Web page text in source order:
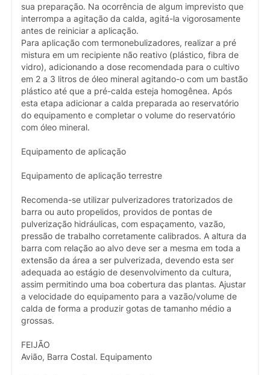
sua preparação. Na ocorrência de algum imprevisto que
interrompa a agitação da calda, agitá-la vigorosamente
antes de reiniciar a aplicação.
Para aplicação com termonebulizadores, realizar a pré
mistura em um recipiente não reativo (plástico, fibra de
vidro), adicionando a dose recomendada para o cultivo
em 2 a 3 litros de óleo mineral agitando-o com um bastão
plástico até que a pré-calda esteja homogênea. Após
esta etapa adicionar a calda preparada ao reservatório
do equipamento e completar o volume do reservatório
com óleo mineral.
Equipamento de aplicação
Equipamento de aplicação terrestre
Recomenda-se utilizar pulverizadores tratorizados de
barra ou auto propelidos, providos de pontas de
pulverização hidráulicas, com espaçamento, vazão,
pressão de trabalho corretamente calibrados. A altura da
barra com relação ao alvo deve ser a mesma em toda a
extensão da área a ser pulverizada, devendo esta ser
adequada ao estágio de desenvolvimento da cultura,
assim permitindo uma boa cobertura das plantas. Ajustar
a velocidade do equipamento para a vazão/volume de
calda de forma a produzir gotas de tamanho médio a
grossas.
FEIJÃO
Avião, Barra Costal. Equipamento